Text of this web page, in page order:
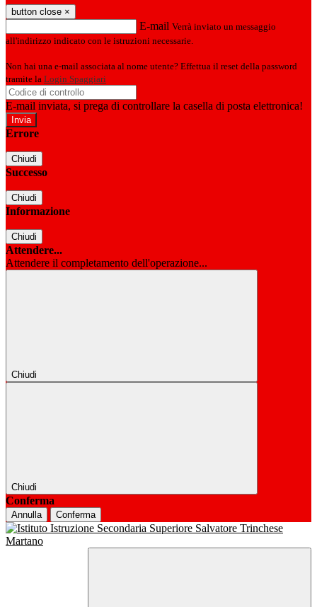
button close ×
E-mail Verrà inviato un messaggio
all'indirizzo indicato con le istruzioni necessarie.
Non hai una e-mail associata al nome utente? Effettua il reset della password
tramite la Login Spaggiari
E-mail inviata, si prega di controllare la casella di posta elettronica!
Errore
Chiudi
Successo
Chiudi
Informazione
Chiudi
Attendere...
Attendere il completamento dell'operazione...
Chiudi
Chiudi
Conferma
Annulla Conferma